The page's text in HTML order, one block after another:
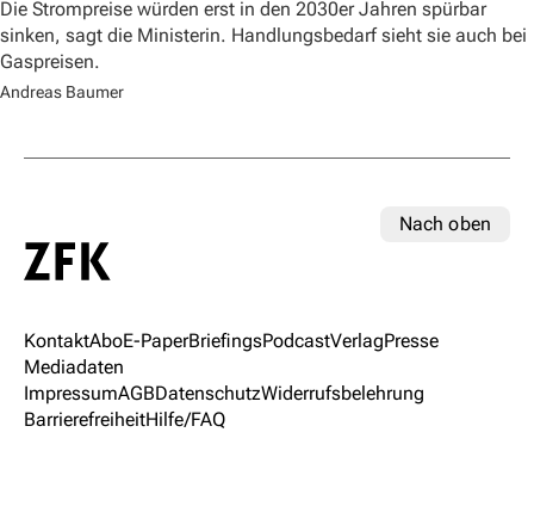
Die Strompreise würden erst in den 2030er Jahren spürbar
sinken, sagt die Ministerin. Handlungsbedarf sieht sie auch bei
Gaspreisen.
Andreas Baumer
Nach oben
KontaktAboE-PaperBriefingsPodcastVerlagPresse
Mediadaten
ImpressumAGBDatenschutzWiderrufsbelehrung
BarrierefreiheitHilfe/FAQ